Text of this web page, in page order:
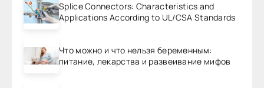
Splice Connectors: Characteristics and
Applications According to UL/CSA Standards
Что можно и что нельзя беременным:
питание, лекарства и развеивание мифов